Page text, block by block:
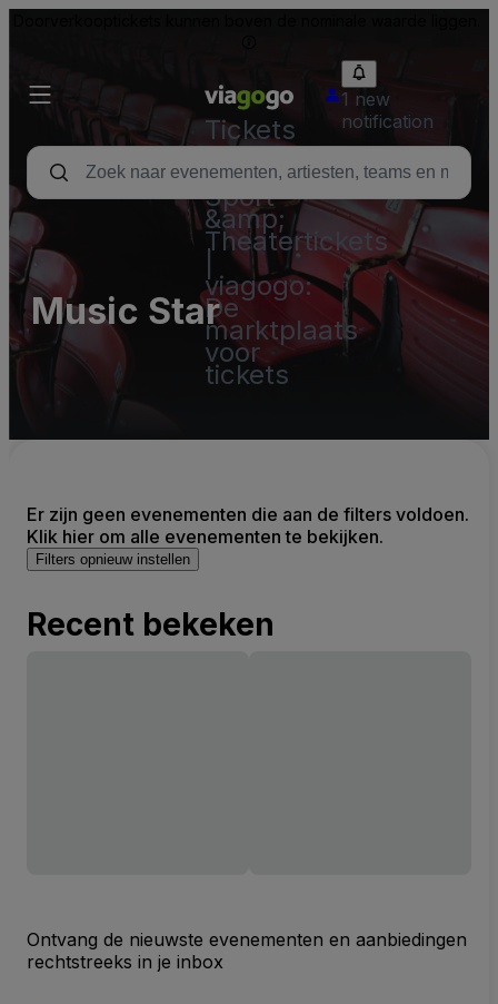
Tickets
-
Concert,
Sport
&amp;
Theatertickets
viagogo:
De
marktplaats
voor
tickets
1 new
notification
Music Star
Er zijn geen evenementen die aan de filters voldoen.
Klik hier om alle evenementen te bekijken.
Filters opnieuw instellen
Recent bekeken
Ontvang de nieuwste evenementen en aanbiedingen
rechtstreeks in je inbox